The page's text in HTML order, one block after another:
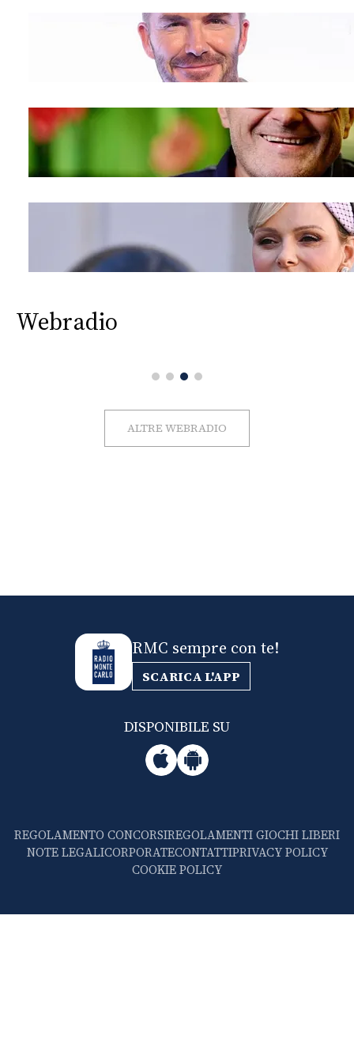
Webradio
ALTRE WEBRADIO
RMC sempre con te!
SCARICA L'APP
DISPONIBILE SU
REGOLAMENTO CONCORSIREGOLAMENTI GIOCHI LIBERI
NOTE LEGALICORPORATECONTATTIPRIVACY POLICY
COOKIE POLICY